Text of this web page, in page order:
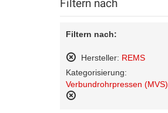
Filtern nach
Filtern nach:
Hersteller: REMS
Diesen
Artikel
entfernen
Kategorisierung:
Verbundrohrpressen (MVS)